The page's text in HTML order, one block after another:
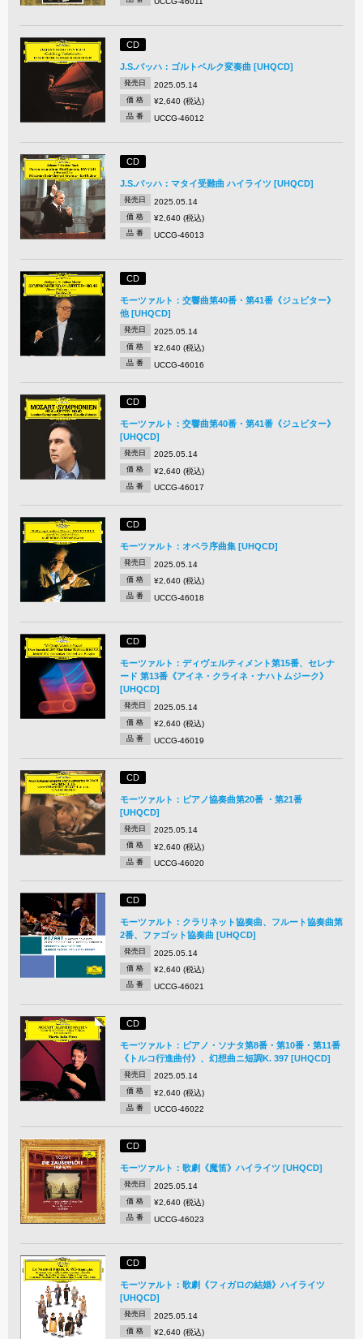
CD
J.S.バッハ：ゴルトベルク変奏曲 [UHQCD]
発売日 2025.05.14
価 格 ¥2,640 (税込)
品 番 UCCG-46012
CD
J.S.バッハ：マタイ受難曲 ハイライツ [UHQCD]
発売日 2025.05.14
価 格 ¥2,640 (税込)
品 番 UCCG-46013
CD
モーツァルト：交響曲第40番・第41番《ジュピター》
他 [UHQCD]
発売日 2025.05.14
価 格 ¥2,640 (税込)
品 番 UCCG-46016
CD
モーツァルト：交響曲第40番・第41番《ジュピター》
[UHQCD]
発売日 2025.05.14
価 格 ¥2,640 (税込)
品 番 UCCG-46017
CD
モーツァルト：オペラ序曲集 [UHQCD]
発売日 2025.05.14
価 格 ¥2,640 (税込)
品 番 UCCG-46018
CD
モーツァルト：ディヴェルティメント第15番、セレナ
ード 第13番《アイネ・クライネ・ナハトムジーク》
[UHQCD]
発売日 2025.05.14
価 格 ¥2,640 (税込)
品 番 UCCG-46019
CD
モーツァルト：ピアノ協奏曲第20番 ・第21番
[UHQCD]
発売日 2025.05.14
価 格 ¥2,640 (税込)
品 番 UCCG-46020
CD
モーツァルト：クラリネット協奏曲、フルート協奏曲第
2番、ファゴット協奏曲 [UHQCD]
発売日 2025.05.14
価 格 ¥2,640 (税込)
品 番 UCCG-46021
CD
モーツァルト：ピアノ・ソナタ第8番・第10番・第11番
《トルコ行進曲付》、幻想曲ニ短調K. 397 [UHQCD]
発売日 2025.05.14
価 格 ¥2,640 (税込)
品 番 UCCG-46022
CD
モーツァルト：歌劇《魔笛》ハイライツ [UHQCD]
発売日 2025.05.14
価 格 ¥2,640 (税込)
品 番 UCCG-46023
CD
モーツァルト：歌劇《フィガロの結婚》ハイライツ
[UHQCD]
発売日 2025.05.14
価 格 ¥2,640 (税込)